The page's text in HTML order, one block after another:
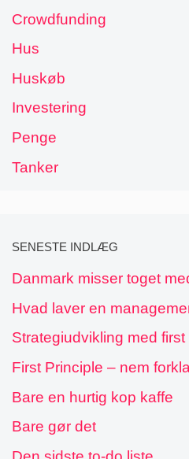
Crowdfunding
Hus
Huskøb
Investering
Penge
Tanker
SENESTE INDLÆG
Danmark misser toget
Hvad laver en
Strategiudvikling med first
First Principle – nem
Bare en hurtig kop kaffe
Bare gør det